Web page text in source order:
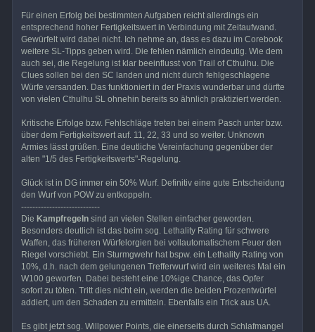
Für einen Erfolg bei bestimmten Aufgaben reicht allerdings ein
entsprechend hoher Fertigkeitswert in Verbindung mit Zeitaufwand.
Gewürfelt wird dabei nicht. Ich nehme an, dass es dazu im Corebook
weitere SL-Tipps geben wird. Die fehlen nämlich eindeutig. Wie dem
auch sei, die Regelung ist klar beeinflusst von Trail of Cthulhu. Die
Clues sollen bei den SC landen und nicht durch fehlgeschlagene
Würfe versanden. Das funktioniert in der Praxis wunderbar und dürfte
von vielen Cthulhu SL ohnehin bereits so ähnlich praktiziert werden.
Kritische Erfolge bzw. Fehlschläge treten bei einem Pasch unter bzw.
über dem Fertigkeitswert auf. 11, 22, 33 und so weiter. Unknown
Armies lässt grüßen. Eine deutliche Vereinfachung gegenüber der
alten "1/5 des Fertigkeitswerts"-Regelung.
Glück ist in DG immer ein 50% Wurf. Definitiv eine gute Entscheidung
den Wurf von POW zu entkoppeln.
----------------------------
Die Kampfregelnsind an vielen Stellen einfacher geworden.
Besonders deutlich ist das beim sog. Lethality Rating für schwere
Waffen, das früheren Würfelorgien bei vollautomatischem Feuer den
Riegel vorschiebt. Ein Sturmgwehr hat bspw. ein Lethality Rating von
10%, d.h. nach dem gelungenen Trefferwurf wird ein weiteres Mal ein
W100 geworfen. Dabei besteht eine 10%ige Chance, das Opfer
sofort zu töten. Tritt dies nicht ein, werden die beiden Prozentwürfel
addiert, um den Schaden zu ermitteln. Ebenfalls ein Trick aus UA.
Es gibt jetzt sog. Willpower Points, die einerseits durch Schlafmangel